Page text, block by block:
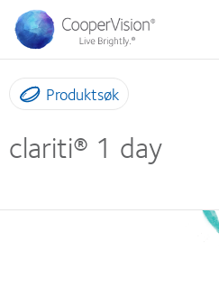
Hopp
hovedinnhold
Produktsøk
clariti® 1 day